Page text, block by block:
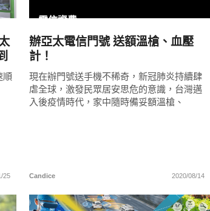
順
25
電信資費
辦亞太電信門號 送額溫槍、血壓
計！
現在辦門號送手機不稀奇，新冠肺炎持續肆
虐全球，激發民眾居安思危的意識，台灣邁
入後疫情時代，家中隨時備妥額溫槍、
Candice 2020/08/14